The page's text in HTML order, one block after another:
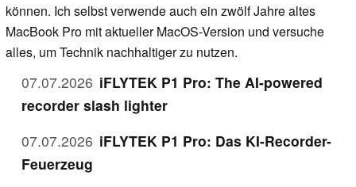
können. Ich selbst verwende auch ein zwölf Jahre altes
MacBook Pro mit aktueller MacOS-Version und versuche
alles, um Technik nachhaltiger zu nutzen.
07.07.2026 iFLYTEK P1 Pro: The AI-powered
recorder slash lighter
07.07.2026 iFLYTEK P1 Pro: Das KI-Recorder-
Feuerzeug